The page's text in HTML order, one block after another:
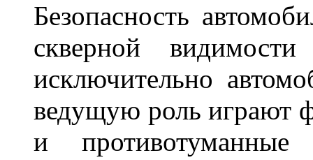
Безопасность
скверной видимости
исключительно
ведущую роль играют
и